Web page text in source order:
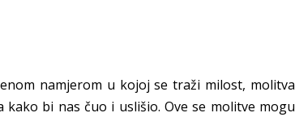
namjerom u kojoj se traži milost, molitva
bi nas čuo i uslišio. Ove se molitve mogu